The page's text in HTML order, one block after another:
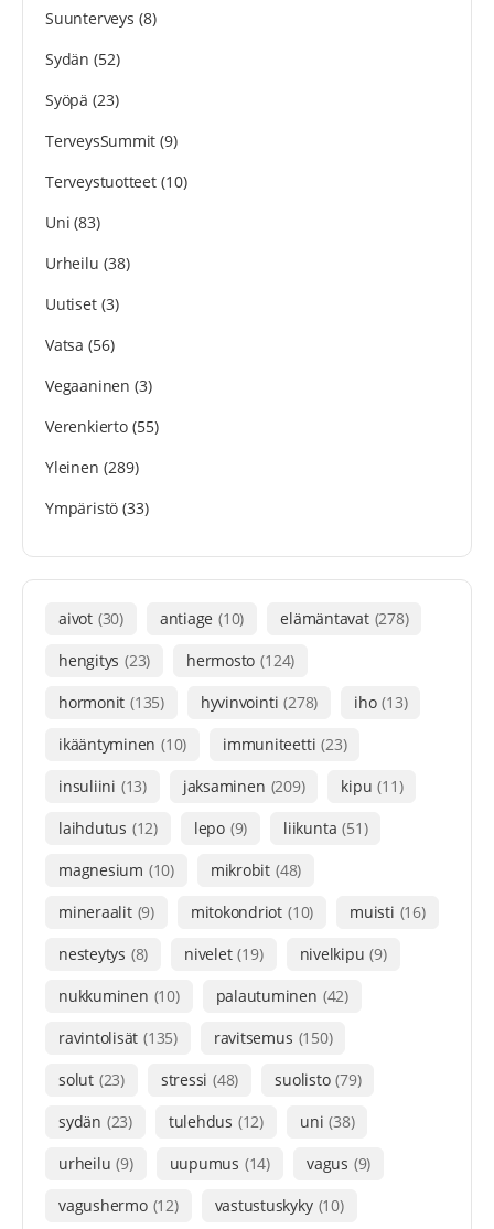
Suunterveys (8)
Sydän (52)
Syöpä (23)
TerveysSummit (9)
Terveystuotteet(10)
Uni (83)
Urheilu (38)
Uutiset(3)
Vatsa (56)
Vegaaninen (3)
Verenkierto(55)
Yleinen (289)
Ympäristö (33)
aivot (30) antiage (10) elämäntavat (278)
hengitys (23) hermosto (124)
hormonit (135) hyvinvointi (278) iho (13)
ikääntyminen (10) immuniteetti (23)
insuliini (13) jaksaminen (209) kipu (11)
laihdutus (12) lepo (9) liikunta (51)
magnesium (10) mikrobit (48)
mineraalit (9) mitokondriot (10) muisti (16)
nesteytys (8) nivelet (19) nivelkipu (9)
nukkuminen (10) palautuminen (42)
ravintolisät (135) ravitsemus (150)
solut (23) stressi (48) suolisto (79)
sydän (23) tulehdus (12) uni (38)
urheilu (9) uupumus (14) vagus (9)
vagushermo (12) vastustuskyky (10)